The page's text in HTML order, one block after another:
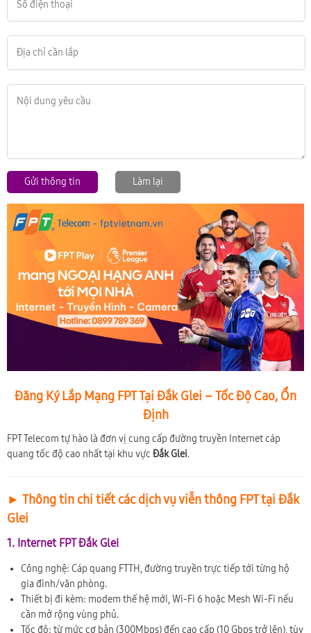
Gửi thông tin Làm lại
Đăng Ký Lắp Mạng FPT Tại Đắk Glei – Tốc Độ Cao, Ổn
Định
FPT Telecom tự hào là đơn vị cung cấp đường truyền Internet cáp
quang tốc độ cao nhất tại khu vực Đắk Glei.
► Thông tin chi tiết các dịch vụ viễn thông FPT tại Đắk
Glei
1. Internet FPT Đắk Glei
Công nghệ: Cáp quang FTTH, đường truyền trực tiếp tới từng hộ
gia đình/văn phòng.
Thiết bị đi kèm: modem thế hệ mới, Wi-Fi 6 hoặc Mesh Wi-Fi nếu
cần mở rộng vùng phủ.
Tốc độ: từ mức cơ bản (300Mbps) đến cao cấp (10 Gbps trở lên), tùy